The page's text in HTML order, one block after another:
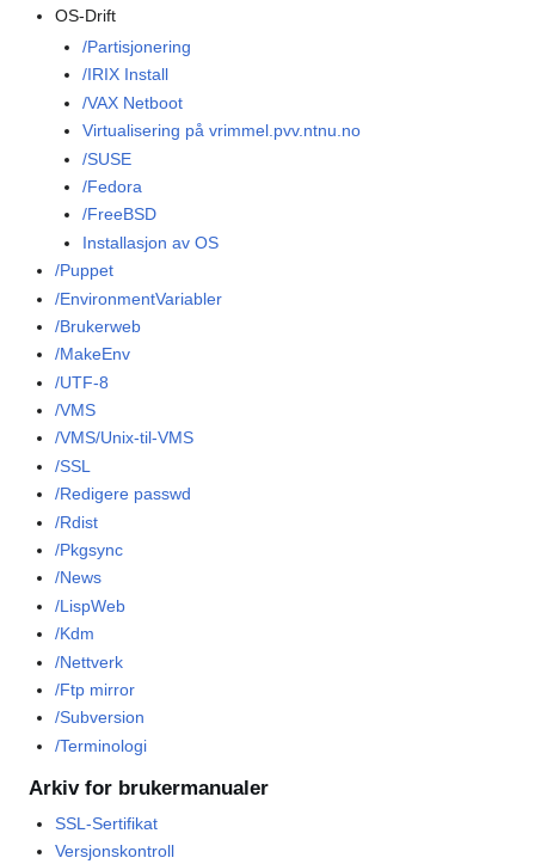
OS-Drift
/Partisjonering
/IRIX Install
/VAX Netboot
Virtualisering på vrimmel.pvv.ntnu.no
/SUSE
/Fedora
/FreeBSD
Installasjon av OS
/Puppet
/EnvironmentVariabler
/Brukerweb
/MakeEnv
/UTF-8
/VMS
/VMS/Unix-til-VMS
/SSL
/Redigere passwd
/Rdist
/Pkgsync
/News
/LispWeb
/Kdm
/Nettverk
/Ftp mirror
/Subversion
/Terminologi
Arkiv for brukermanualer
SSL-Sertifikat
Versjonskontroll